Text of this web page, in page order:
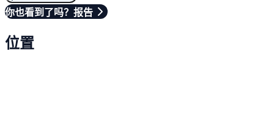
你也看到了吗？报告
位置